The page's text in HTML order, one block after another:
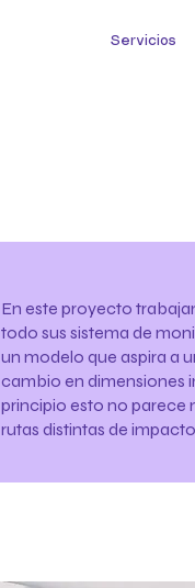
Servicios
En este proyecto
todo sus sistema de
un modelo que aspira a
cambio en dimensiones
principio esto no parece
rutas distintas de